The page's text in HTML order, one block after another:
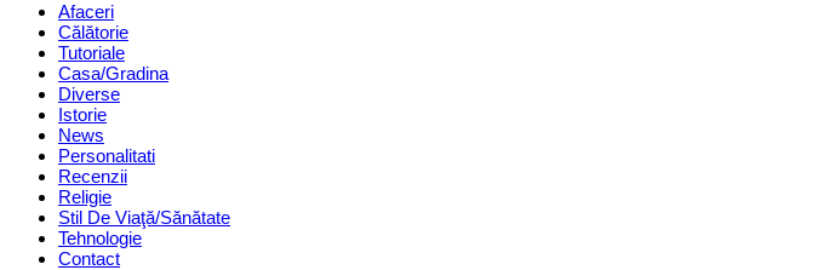
Afaceri
Călătorie
Tutoriale
Casa/Gradina
Diverse
Istorie
News
Personalitati
Recenzii
Religie
Stil De Viaţă/Sănătate
Tehnologie
Contact